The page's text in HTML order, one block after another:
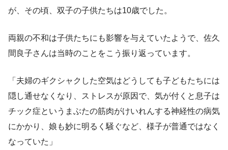
が、その頃、双子の子供たちは10歳でした。
両親の不和は子供たちにも影響を与えていたようで、佐久
間良子さんは当時のことをこう振り返っています。
「夫婦のギクシャクした空気はどうしても子どもたちには
隠し通せなくなり、ストレスが原因で、気が付くと息子は
チック症というまぶたの筋肉がけいれんする神経性の病気
にかかり、娘も妙に明るく騒ぐなど、様子が普通ではなく
なっていた」